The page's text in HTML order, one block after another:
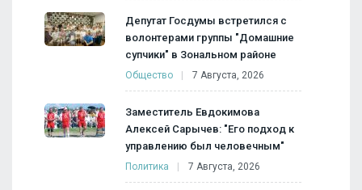
Депутат Госдумы встретился с
волонтерами группы "Домашние
супчики" в Зональном районе
Общество 7 Августа, 2026
Заместитель Евдокимова
Алексей Сарычев: "Его подход к
управлению был человечным"
Политика 7 Августа, 2026